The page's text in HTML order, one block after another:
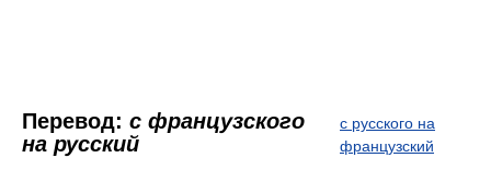
Перевод: с французского
на русский
с русского на
французский